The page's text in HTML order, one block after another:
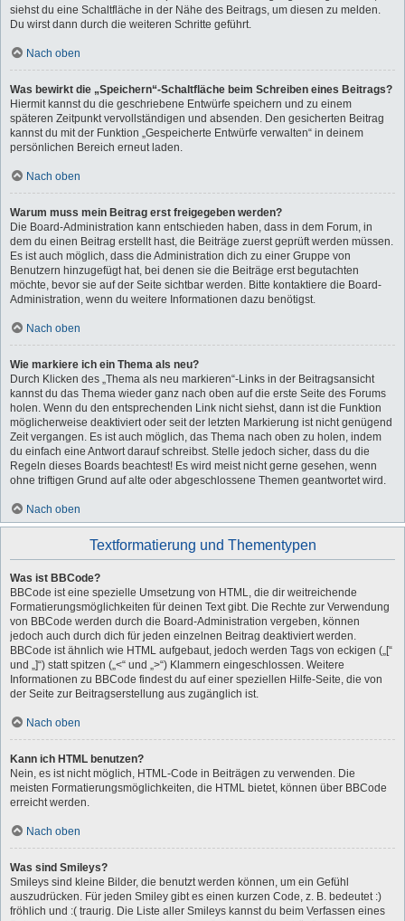
siehst du eine Schaltfläche in der Nähe des Beitrags, um diesen zu melden.
Du wirst dann durch die weiteren Schritte geführt.
Nach oben
Was bewirkt die „Speichern“-Schaltfläche beim Schreiben eines Beitrags?
Hiermit kannst du die geschriebene Entwürfe speichern und zu einem
späteren Zeitpunkt vervollständigen und absenden. Den gesicherten Beitrag
kannst du mit der Funktion „Gespeicherte Entwürfe verwalten“ in deinem
persönlichen Bereich erneut laden.
Nach oben
Warum muss mein Beitrag erst freigegeben werden?
Die Board-Administration kann entschieden haben, dass in dem Forum, in
dem du einen Beitrag erstellt hast, die Beiträge zuerst geprüft werden müssen.
Es ist auch möglich, dass die Administration dich zu einer Gruppe von
Benutzern hinzugefügt hat, bei denen sie die Beiträge erst begutachten
möchte, bevor sie auf der Seite sichtbar werden. Bitte kontaktiere die Board-
Administration, wenn du weitere Informationen dazu benötigst.
Nach oben
Wie markiere ich ein Thema als neu?
Durch Klicken des „Thema als neu markieren“-Links in der Beitragsansicht
kannst du das Thema wieder ganz nach oben auf die erste Seite des Forums
holen. Wenn du den entsprechenden Link nicht siehst, dann ist die Funktion
möglicherweise deaktiviert oder seit der letzten Markierung ist nicht genügend
Zeit vergangen. Es ist auch möglich, das Thema nach oben zu holen, indem
du einfach eine Antwort darauf schreibst. Stelle jedoch sicher, dass du die
Regeln dieses Boards beachtest! Es wird meist nicht gerne gesehen, wenn
ohne triftigen Grund auf alte oder abgeschlossene Themen geantwortet wird.
Nach oben
Textformatierung und Thementypen
Was ist BBCode?
BBCode ist eine spezielle Umsetzung von HTML, die dir weitreichende
Formatierungsmöglichkeiten für deinen Text gibt. Die Rechte zur Verwendung
von BBCode werden durch die Board-Administration vergeben, können
jedoch auch durch dich für jeden einzelnen Beitrag deaktiviert werden.
BBCode ist ähnlich wie HTML aufgebaut, jedoch werden Tags von eckigen („[“
und „]“) statt spitzen („<“ und „>“) Klammern eingeschlossen. Weitere
Informationen zu BBCode findest du auf einer speziellen Hilfe-Seite, die von
der Seite zur Beitragserstellung aus zugänglich ist.
Nach oben
Kann ich HTML benutzen?
Nein, es ist nicht möglich, HTML-Code in Beiträgen zu verwenden. Die
meisten Formatierungsmöglichkeiten, die HTML bietet, können über BBCode
erreicht werden.
Nach oben
Was sind Smileys?
Smileys sind kleine Bilder, die benutzt werden können, um ein Gefühl
auszudrücken. Für jeden Smiley gibt es einen kurzen Code, z. B. bedeutet :)
fröhlich und :( traurig. Die Liste aller Smileys kannst du beim Verfassen eines